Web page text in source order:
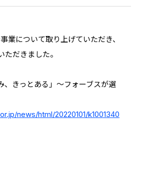
業について取り上げていただき、
ただきました。
きっとある」～フォーブスが選
news/html/20220101/k1001340